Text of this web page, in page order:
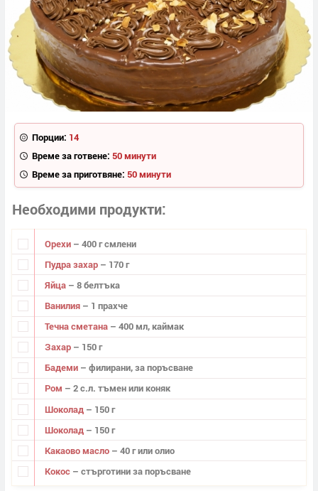
Порции: 14
Време за готвене: 50 минути
Време за приготвяне: 50 минути
Необходими продукти
Орехи – 400 г смлени
Пудра захар – 170 г
Яйца – 8 белтъка
Ванилия – 1 прахче
Течна сметана – 400 мл, каймак
Захар – 150 г
Бадеми – филирани, за поръсване
Ром – 2 с.л. тъмен или коняк
Шоколад – 150 г
Шоколад – 150 г
Какаово масло – 40 г или олио
Кокос – стърготини за поръсване